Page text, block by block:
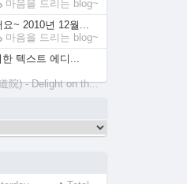
마음을 드리는 blog~
~ 2010년 12월...
마음을 드리는 blog~
텍스트 에디...
院) - Delight on th...